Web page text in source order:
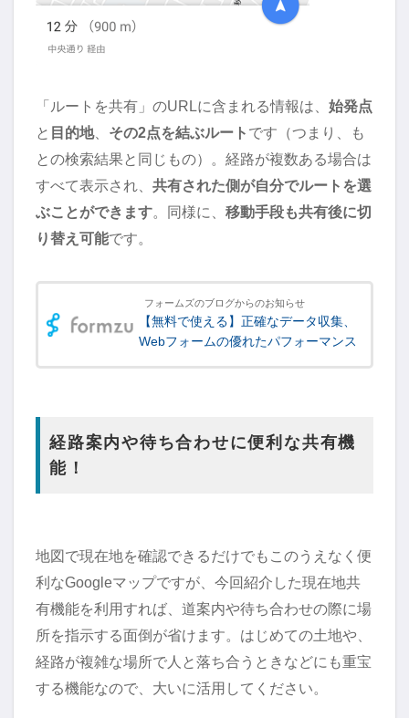
「ルートを共有」のURLに含まれる情報は、 始発点
と 目的地、 その2点を結ぶルート です（つまり、も
との検索結果と同じもの）。経路が複数ある場合は
すべて表示され、 共有された側が自分でルートを選
ぶことができます。同様に、 移動手段も共有後に切
り替え可能です。
フォームズのブログからのお知らせ
【無料で使える】正確なデータ収集、
Webフォームの優れたパフォーマンス
経路案内や待ち合わせに便利な共有機
能！
地図で現在地を確認できるだけでもこのうえなく便
利なGoogleマップですが、今回紹介した現在地共
有機能を利用すれば、道案内や待ち合わせの際に場
所を指示する面倒が省けます。はじめての土地や、
経路が複雑な場所で人と落ち合うときなどにも重宝
する機能なので、大いに活用してください。